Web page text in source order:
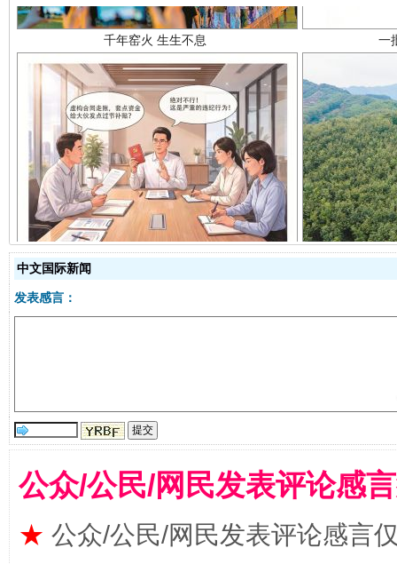
揭开“小金库”的免责幌子
中文国际新闻
发表感言：
公众/公民/网民发表评论感
★ 公众/公民/网民发表评论感言